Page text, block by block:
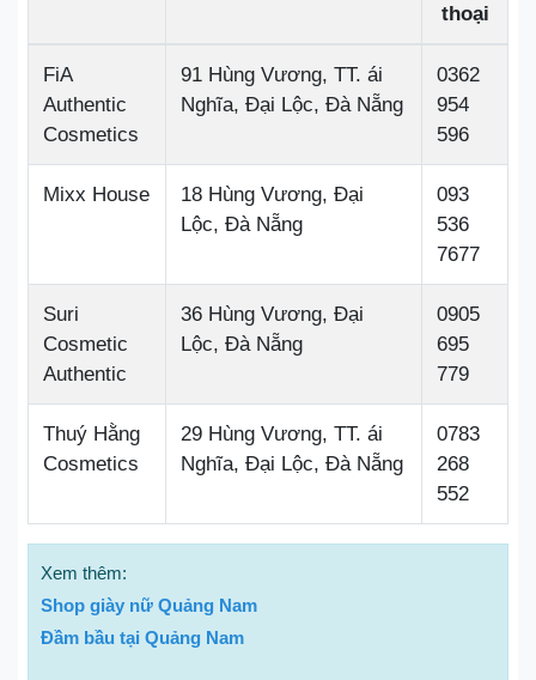
thoại
FiA
Authentic
Cosmetics
91 Hùng Vương, TT. ái
Nghĩa, Đại Lộc, Đà Nẵng
0362
954
596
Mixx House
18 Hùng Vương, Đại
Lộc, Đà Nẵng
093
536
7677
Suri
Cosmetic
Authentic
36 Hùng Vương, Đại
Lộc, Đà Nẵng
0905
695
779
Thuý Hằng
Cosmetics
29 Hùng Vương, TT. ái
Nghĩa, Đại Lộc, Đà Nẵng
0783
268
552
Xem thêm:
Shop giày nữ Quảng Nam
Đầm bầu tại Quảng Nam